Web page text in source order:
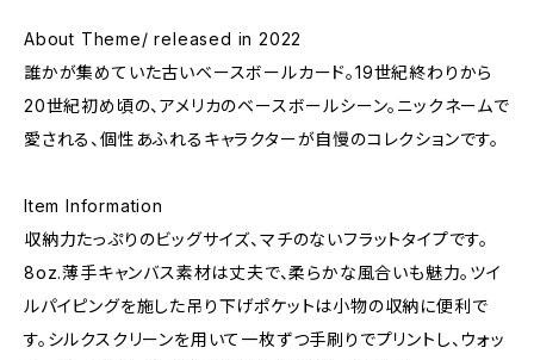
About Theme/ released in 2022
誰かが集めていた古いベースボールカード。19世紀終わりから
20世紀初め頃の、アメリカのベースボールシーン。ニックネームで
愛される、個性あふれるキャラクターが自慢のコレクションです。
Item Information
収納力たっぷりのビッグサイズ、マチのないフラットタイプです。
8oz.薄手キャンバス素材は丈夫で、柔らかな風合いも魅力。ツイ
ルパイピングを施した吊り下げポケットは小物の収納に便利で
す。シルクスクリーンを用いて一枚ずつ手刷りでプリントし、ウォッ